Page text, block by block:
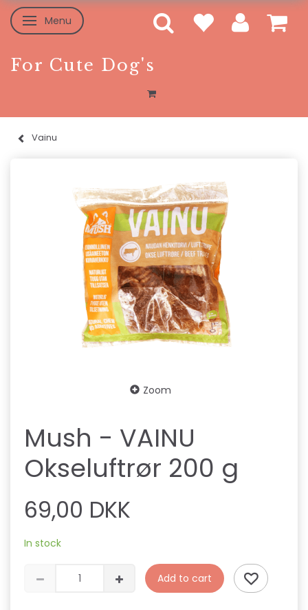
Toggle navigation
Menu
For Cute Dog's
Vainu
Zoom
Mush - VAINU
Okseluftrør 200 g
69,00 DKK
In stock
Add to cart